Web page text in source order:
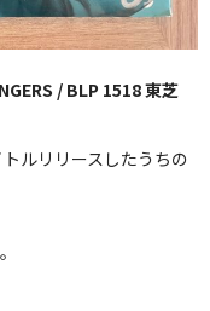
/ BLP 1518 東芝
ルリリースしたうちの